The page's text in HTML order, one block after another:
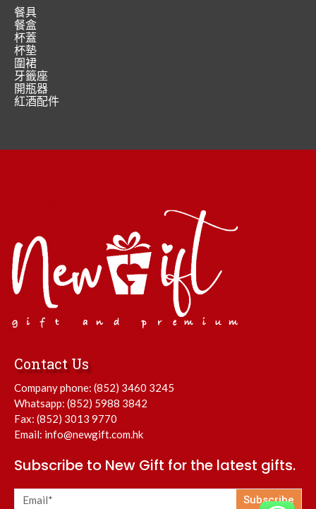
餐具
餐盒
杯蓋
杯墊
圍裙
牙籤座
開瓶器
紅酒配件
Contact Us
Company phone: (852) 3460 3245
Whatsapp: (852) 5988 3842
Fax: (852) 3013 9770
Email: info@newgift.com.hk
Subscribe to New Gift for the latest gifts.
Subscribe